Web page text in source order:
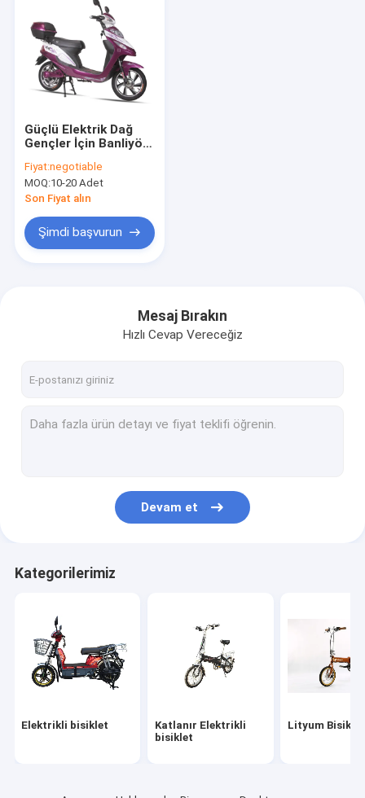
videolar
Hakkımızda
Bize Ulaşın
Bir teklif isteği
Katlanır Elektrikli bisiklet
Mobilite motosikleti
Kendini Dengeye Getirmek
E Bisiklet parçaları
Elektrikli bisiklet parçaları
Güçlü Elektrik Dağ
Gençler İçin Banliyö
Bisikletler
Fiyat:negotiable
MOQ:10-20 Adet
Son Fiyat alın
Şimdi başvurun
Mesaj Bırakın
Hızlı Cevap Vereceğiz
Devam et
Kategorilerimiz
Elektrikli bisiklet
Katlanır Elektrikli
bisiklet
Lityum Bisiklet